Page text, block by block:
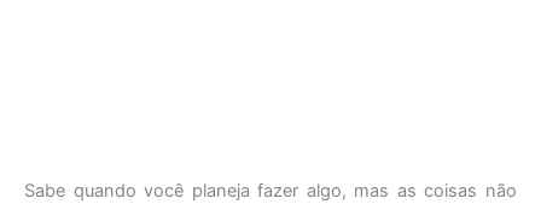
Sabe quando você planeja fazer algo, mas as coisas não